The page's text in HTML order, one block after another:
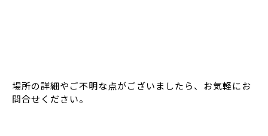
場所の詳細やご不明な点がございましたら、お気軽にお
問合せください。